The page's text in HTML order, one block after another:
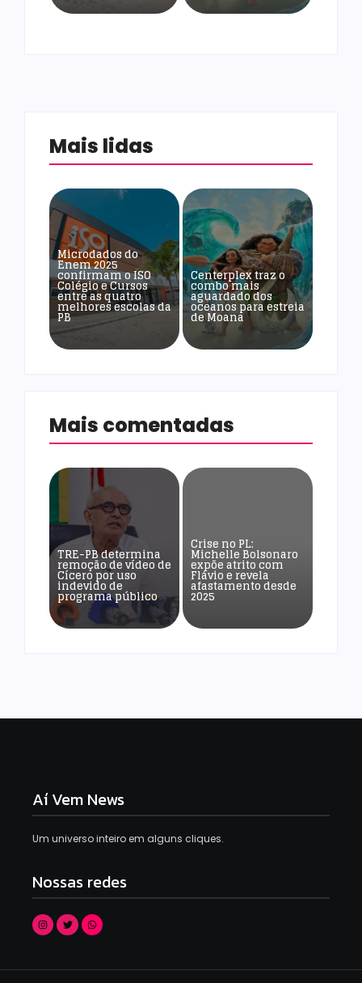
Mais lidas
Microdados do
Enem 2025
confirmam o ISO
Colégio e Cursos
entre as quatro
melhores escolas da
PB
Centerplex traz o
combo mais
aguardado dos
oceanos para estreia
de Moana
Mais comentadas
TRE-PB determina
remoção de vídeo de
Cícero por uso
indevido de
programa público
Crise no PL:
Michelle Bolsonaro
expõe atrito com
Flávio e revela
afastamento desde
2025
Aí Vem News
Um universo inteiro em alguns cliques.
Nossas redes